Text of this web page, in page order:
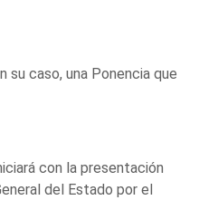
su caso, una Ponencia que
con la presentación
del Estado por el